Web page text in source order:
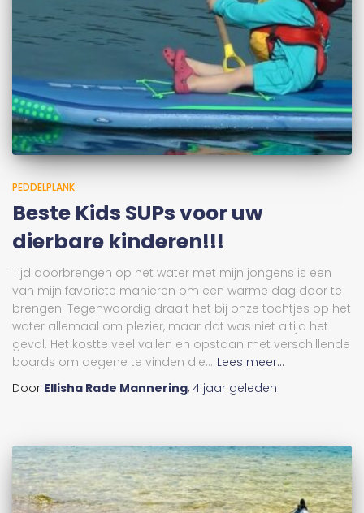
PEDDELPLANK
Beste Kids SUPs voor uw
dierbare kinderen!!!
Tijd doorbrengen op het water met mijn jongens is een
van mijn favoriete manieren om een warme dag door te
brengen. Tegenwoordig draait het bij onze tochtjes op het
water allemaal om plezier, maar dat was niet altijd het
geval. Het kostte veel vallen en opstaan met verschillende
boards om degene te vinden die... Lees meer...
Door Ellisha Rade Mannering, 4 jaar geleden